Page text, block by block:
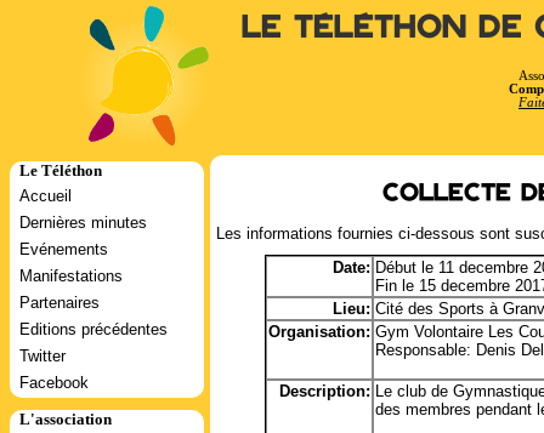
Le Téléthon de
Le Téléthon
Accueil
Dernières minutes
Evénements
Manifestations
Partenaires
Editions précédentes
Twitter
Facebook
L'association
Collecte
Les informations fournies ci-dessous sont
Date: Début le 11 decembre
Fin le 15 decembre
Lieu: Cité des Sports à
Organisation: Gym Volontaire Les
Responsable: Denis
Description: Le club de
des membres pendant